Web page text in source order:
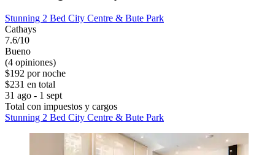
Stunning 2 Bed City Centre & Bute Park
Cathays
7.6/10
Bueno
(4 opiniones)
$192 por noche
$231 en total
31 ago - 1 sept
Total con impuestos y cargos
Stunning 2 Bed City Centre & Bute Park